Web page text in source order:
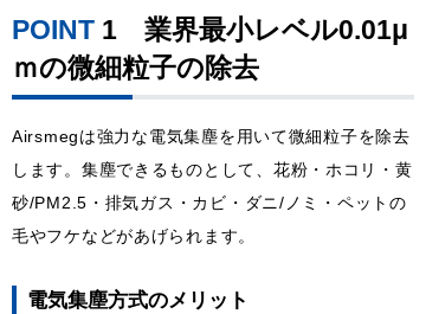
POINT 1 業界最小レベル0.01μ
ｍの微細粒子の除去
Airsmegは強力な電気集塵を用いて微細粒子を除去
します。集塵できるものとして、花粉・ホコリ・黄
砂/PM2.5・排気ガス・カビ・ダニ/ノミ・ペットの
毛やフケなどがあげられます。
電気集塵方式のメリット